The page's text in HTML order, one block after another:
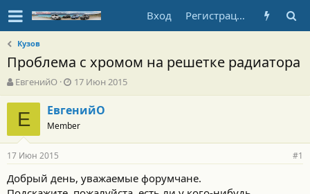
Вход Регистрация
Кузов
Проблема с хромом на решетке радиатора
А
в
т
т
е
м
ы
ЕвгенийО
Д
а
т
а
н
а
а
л
17 Июн 2015
Е ЕвгенийО
Member
17 Июн 2015 #1
Добрый день, уважаемые форумчане.